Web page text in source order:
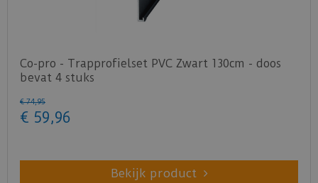
Co-pro - Trapprofielset PVC Zwart 130cm - doos
bevat 4 stuks
€ 74,95
€ 59,96
Bekijk product